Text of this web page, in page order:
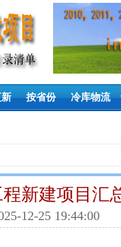
按省份 冷库物流
新建项目汇
12-25 19:44:00